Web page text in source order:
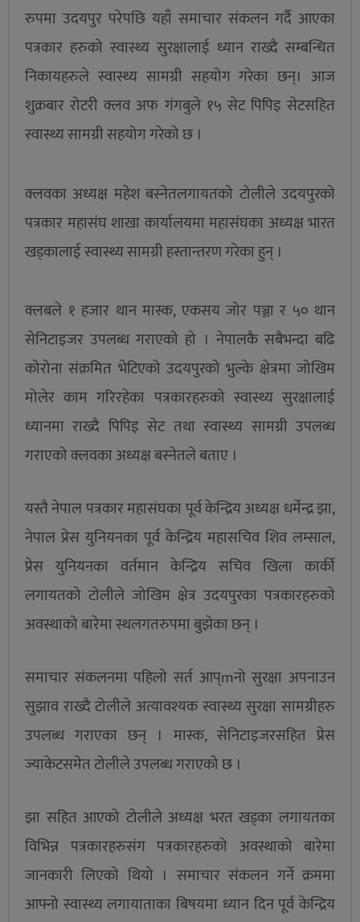
रुपमा उदयपुर परेपछि यहाँ समाचार संकलन गर्दै आएका
पत्रकार हरुको स्वास्थ्य सुरक्षालाई ध्यान राख्दै सम्बन्धित
निकायहरुले स्वास्थ्य सामग्री सहयोग गरेका छन्। आज
शुक्रबार रोटरी क्लव अफ गंगबुले १५ सेट पिपिइ सेटसहित
स्वास्थ्य सामग्री सहयोग गरेको छ ।
क्लवका अध्यक्ष महेश बस्नेतलगायतको टोलीले उदयपुरको
पत्रकार महासंघ शाखा कार्यालयमा महासंघका अध्यक्ष भारत
खड्कालाई स्वास्थ्य सामग्री हस्तान्तरण गरेका हुन् ।
क्लबले १ हजार थान मास्क, एकसय जोर पञ्जा र ५० थान
सेनिटाइजर उपलब्ध गराएको हो । नेपालकै सबैभन्दा बढि
कोरोना संक्रमित भेटिएको उदयपुरको भुल्के क्षेत्रमा जोखिम
मोलेर काम गरिरहेका पत्रकारहरुको स्वास्थ्य सुरक्षालाई
ध्यानमा राख्दै पिपिइ सेट तथा स्वास्थ्य सामग्री उपलब्ध
गराएको क्लवका अध्यक्ष बस्नेतले बताए ।
यस्तै नेपाल पत्रकार महासंघका पूर्व केन्द्रिय अध्यक्ष धर्मेन्द्र झा,
नेपाल प्रेस युनियनका पूर्व केन्द्रिय महासचिव शिव लम्साल,
प्रेस युनियनका वर्तमान केन्द्रिय सचिव खिला कार्की
लगायतको टोलीले जोखिम क्षेत्र उदयपुरका पत्रकारहरुको
अवस्थाको बारेमा स्थलगतरुपमा बुझेका छन् ।
समाचार संकलनमा पहिलो सर्त आप्mनो सुरक्षा अपनाउन
सुझाव राख्दै टोलीले अत्यावश्यक स्वास्थ्य सुरक्षा सामग्रीहरु
उपलब्ध गराएका छन् । मास्क, सेनिटाइजरसहित प्रेस
ज्याकेटसमेत टोलीले उपलब्ध गराएको छ ।
झा सहित आएको टोलीले अध्यक्ष भरत खड्का लगायतका
विभिन्न पत्रकारहरुसंग पत्रकारहरुको अवस्थाको बारेमा
जानकारी लिएको थियो । समाचार संकलन गर्ने क्रममा
आफ्नो स्वास्थ्य लगायाताका बिषयमा ध्यान दिन पूर्व केन्द्रिय